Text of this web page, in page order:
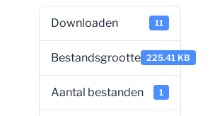
Downloaden 11
Bestandsgrootte 225.41 KB
Aantal bestanden 1